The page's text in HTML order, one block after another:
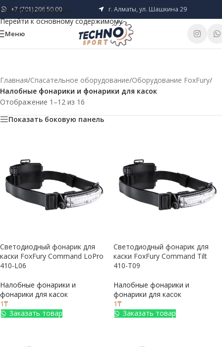
Перейти к навигации
Перейти к основному содержимому
+7 (701) 206 50 00 г. Алматы, ул. Шашкина 29
Меню
Главная/Спасательное оборудование/Оборудование FoxFury/
Налобные фонарики и фонарики для касок
Отображение 1–12 из 16
Показать боковую панель
Светодиодный фонарик для
каски FoxFury Command LoPro
410-L06
Налобные фонарики и
фонарики для касок
1₸
Заказать товар
Светодиодный фонарик для
каски FoxFury Command Tilt
410-T09
Налобные фонарики и
фонарики для касок
1₸
Заказать товар